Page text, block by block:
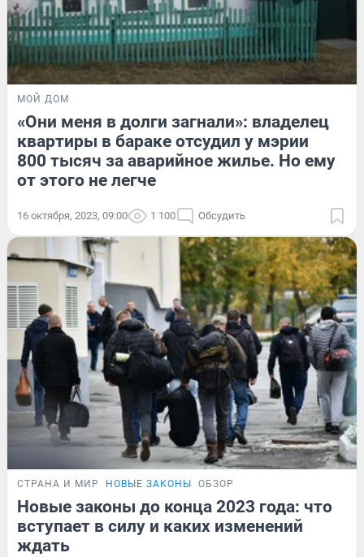
МОЙ ДОМ
«Они меня в долги загнали»: владелец
квартиры в бараке отсудил у мэрии
800 тысяч за аварийное жилье. Но ему
от этого не легче
16 октября, 2023, 09:00 1 100 Обсудить
СТРАНА И МИР НОВЫЕ ЗАКОНЫ ОБЗОР
Новые законы до конца 2023 года: что
вступает в силу и каких изменений
ждать